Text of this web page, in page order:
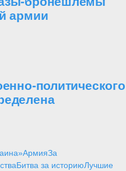
армии
политического
АрмияЗа
Битва за историюЛучшие